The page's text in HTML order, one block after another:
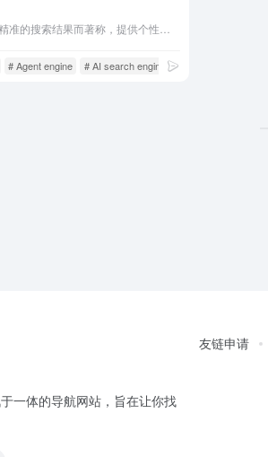
# Agent engine # AI search engine
一体的导航网站，旨在让你找
友链申请